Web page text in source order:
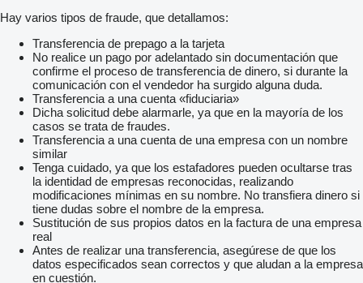
Hay varios tipos de fraude, que detallamos:
Transferencia de prepago a la tarjeta
No realice un pago por adelantado sin documentación que
confirme el proceso de transferencia de dinero, si durante la
comunicación con el vendedor ha surgido alguna duda.
Transferencia a una cuenta «fiduciaria»
Dicha solicitud debe alarmarle, ya que en la mayoría de los
casos se trata de fraudes.
Transferencia a una cuenta de una empresa con un nombre
similar
Tenga cuidado, ya que los estafadores pueden ocultarse tras
la identidad de empresas reconocidas, realizando
modificaciones mínimas en su nombre. No transfiera dinero si
tiene dudas sobre el nombre de la empresa.
Sustitución de sus propios datos en la factura de una empresa
real
Antes de realizar una transferencia, asegúrese de que los
datos especificados sean correctos y que aludan a la empresa
en cuestión.